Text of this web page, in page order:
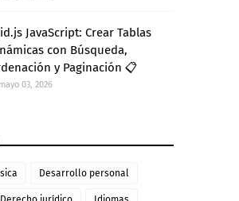
JavaScript: Crear Tablas
con Búsqueda,
y Paginación 📋
mayo 03, 2026
Desarrollo personal